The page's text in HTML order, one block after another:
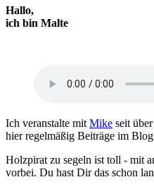
Hallo,
ich bin Malte
Ich veranstalte mit Mike seit
hier regelmäßig Beiträge im
Holzpirat zu segeln ist toll - mit
vorbei. Du hast Dir das schon